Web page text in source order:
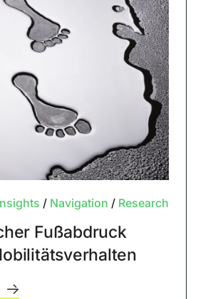
/ Navigation / Research
Fußabdruck